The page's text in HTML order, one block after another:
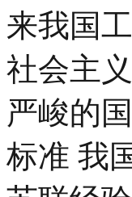
来我国
社会主
严峻的
标准 我